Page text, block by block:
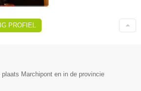
PROFIEL
Marchipont en in de provincie